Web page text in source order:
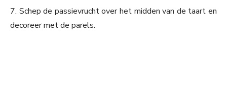
7. Schep de passievrucht over het midden van de taart en
decoreer met de parels.